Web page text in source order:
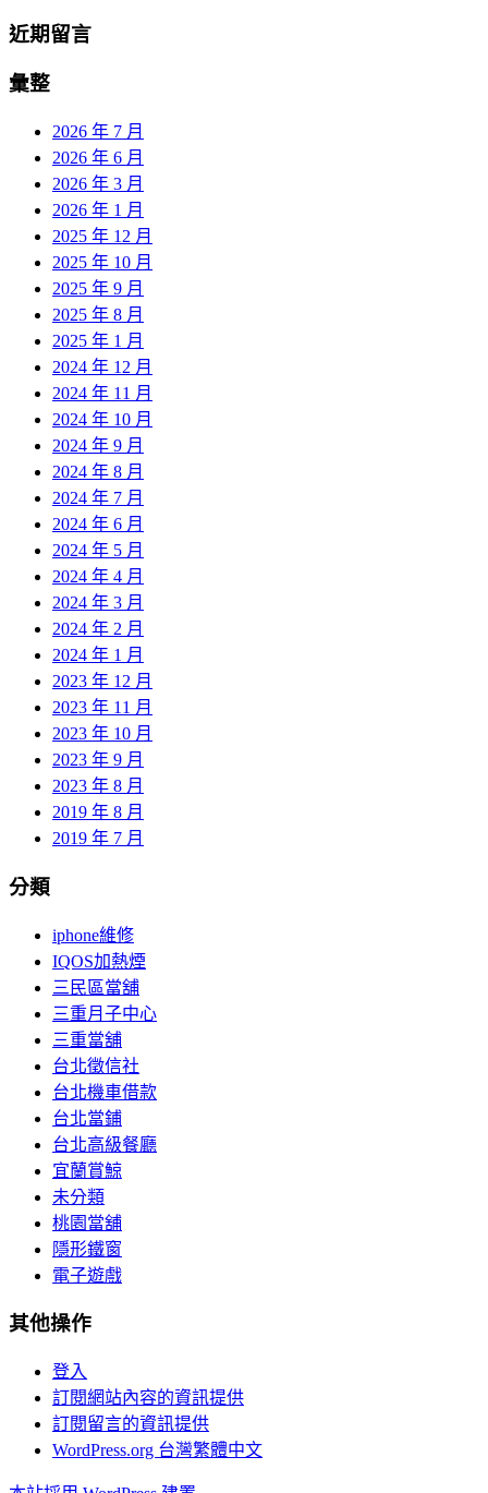
近期留言
彙整
2026 年 7 月
2026 年 6 月
2026 年 3 月
2026 年 1 月
2025 年 12 月
2025 年 10 月
2025 年 9 月
2025 年 8 月
2025 年 1 月
2024 年 12 月
2024 年 11 月
2024 年 10 月
2024 年 9 月
2024 年 8 月
2024 年 7 月
2024 年 6 月
2024 年 5 月
2024 年 4 月
2024 年 3 月
2024 年 2 月
2024 年 1 月
2023 年 12 月
2023 年 11 月
2023 年 10 月
2023 年 9 月
2023 年 8 月
2019 年 8 月
2019 年 7 月
分類
iphone維修
IQOS加熱煙
三民區當舖
三重月子中心
三重當舖
台北徵信社
台北機車借款
台北當鋪
台北高級餐廳
宜蘭賞鯨
未分類
桃園當舖
隱形鐵窗
電子遊戲
其他操作
登入
訂閱網站內容的資訊提供
訂閱留言的資訊提供
WordPress.org 台灣繁體中文